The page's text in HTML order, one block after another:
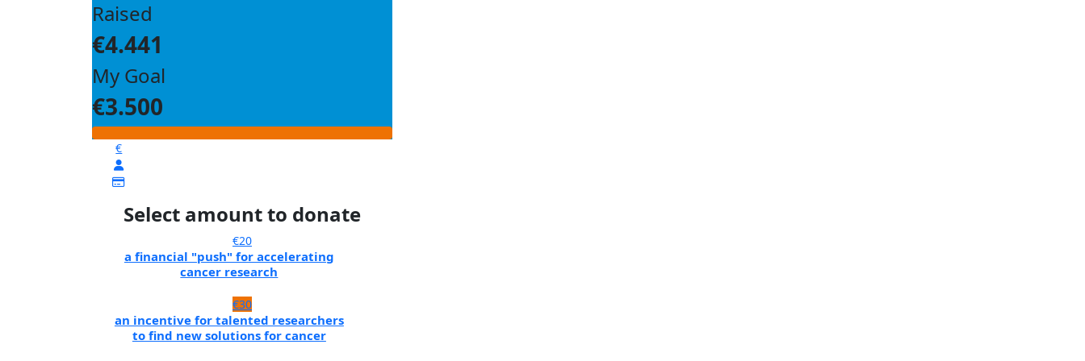
Raised
€4.441
My Goal
€3.500
€
Select amount to donate
€20
a financial "push" for accelerating
cancer research
€30
an incentive for talented researchers
to find new solutions for cancer